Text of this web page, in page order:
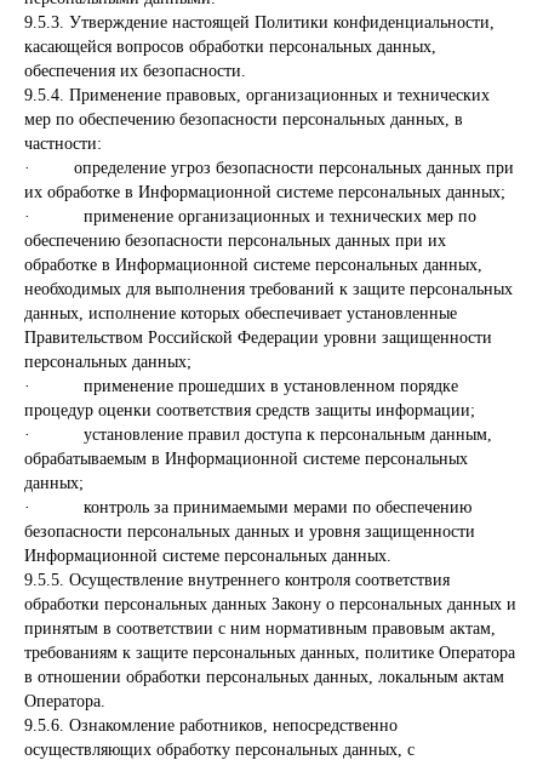
9.5.3. Утверждение настоящей Политики конфиденциальности,
касающейся вопросов обработки персональных данных,
обеспечения их безопасности.
9.5.4. Применение правовых, организационных и технических
мер по обеспечению безопасности персональных данных, в
частности:
· определение угроз безопасности персональных данных при
их обработке в Информационной системе персональных данных;
· применение организационных и технических мер по
обеспечению безопасности персональных данных при их
обработке в Информационной системе персональных данных,
необходимых для выполнения требований к защите персональных
данных, исполнение которых обеспечивает установленные
Правительством Российской Федерации уровни защищенности
персональных данных;
· применение прошедших в установленном порядке
процедур оценки соответствия средств защиты информации;
· установление правил доступа к персональным данным,
обрабатываемым в Информационной системе персональных
данных;
· контроль за принимаемыми мерами по обеспечению
безопасности персональных данных и уровня защищенности
Информационной системе персональных данных.
9.5.5. Осуществление внутреннего контроля соответствия
обработки персональных данных Закону о персональных данных и
принятым в соответствии с ним нормативным правовым актам,
требованиям к защите персональных данных, политике Оператора
в отношении обработки персональных данных, локальным актам
Оператора.
9.5.6. Ознакомление работников, непосредственно
осуществляющих обработку персональных данных, с